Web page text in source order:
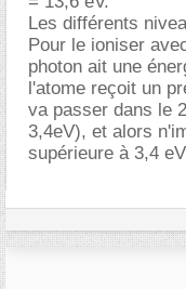
Les différents
Pour le ioniser
photon ait une
l'atome reçoit un
va passer dans le
3,4eV), et alors
supérieure à 3,4